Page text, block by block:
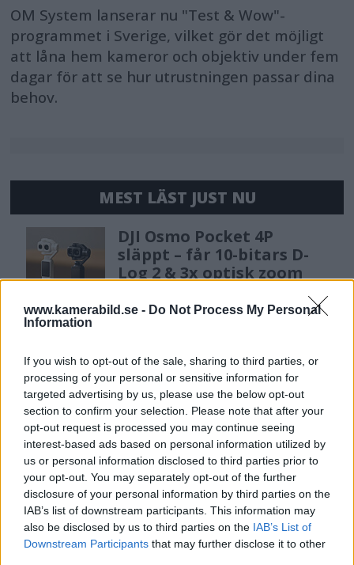
www.kamerabild.se - Do Not Process My Personal
Information
If you wish to opt-out of the sale, sharing to third parties, or
processing of your personal or sensitive information for
targeted advertising by us, please use the below opt-out
section to confirm your selection. Please note that after your
opt-out request is processed you may continue seeing
interest-based ads based on personal information utilized by
us or personal information disclosed to third parties prior to
your opt-out. You may separately opt-out of the further
disclosure of your personal information by third parties on the
IAB’s list of downstream participants. This information may
also be disclosed by us to third parties on the IAB’s List of
Downstream Participants that may further disclose it to other
OM System lanserar nu "Test & Wow"-
programmet i Sverige, vilket gör det möjligt
att låna hem kameror och objektiv under fem
dagar för att se hur utrustningen passar dina
behov.
MEST LÄST JUST NU
DJI Osmo Pocket 4P
släppt – får 10-bitars D-
Log 2 & 3x optisk zoom
Tamron – kan vara värt
12 miljarder kronor
OM System lanserar
gratislån av kameror &
objektiv i Sverige
Sony FE 100-400mm F5,6-8
OSS – lätt telezoom för